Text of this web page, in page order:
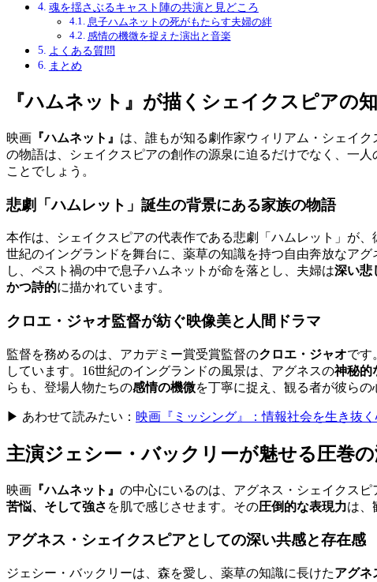
魂を揺さぶるキャスト陣の共演と見どころ
息子ハムネットの死がもたらす夫婦の絆
感情の機微を捉えた演出と音楽
よくある質問
まとめ
『ハムネット』が描くシェイクスピアの
映画 『ハムネット』 は、誰もが知る劇作家ウィリアム・シェイク
の物語は、シェイクスピアの創作の源泉に迫るだけでなく、一人
ことでしょう。
悲劇「ハムレット」誕生の背景にある家族の物語
本作は、シェイクスピアの代表作である悲劇「ハムレット」が、
世紀のイングランドを舞台に、薬草の知識を持つ自由奔放なア
し、ペスト禍の中で息子ハムネットが命を落とし、夫婦は深い悲
かつ詩的に描かれています。
クロエ・ジャオ監督が紡ぐ映像美と人間ドラマ
監督を務めるのは、アカデミー賞受賞監督のクロエ・ジャオです
しています。16世紀のイングランドの風景は、アグネスの神秘的
らも、登場人物たちの感情の機微を丁寧に捉え、観る者が彼ら
▶ あわせて読みたい： 映画『ミッシング』：情報社会を生き抜
主演ジェシー・バックリーが魅せる圧巻
映画 『ハムネット』 の中心にいるのは、アグネス・シェイクスピ
苦悩、そして強さ を肌で感じさせます。その圧倒的な表現力は、
アグネス・シェイクスピアとしての深い共感と存在感
ジェシー・バックリーは、森を愛し、薬草の知識に長けたアグネ